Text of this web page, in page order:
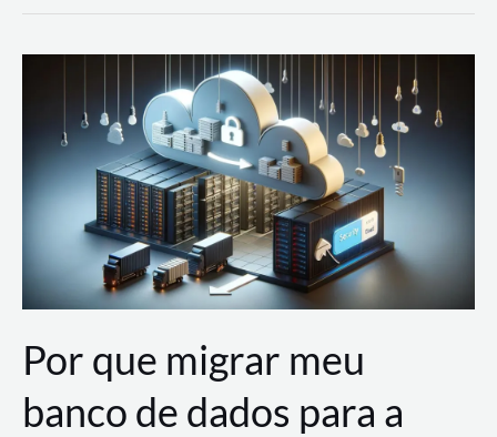
Soluções
AWS
Por que migrar meu
banco de dados para a